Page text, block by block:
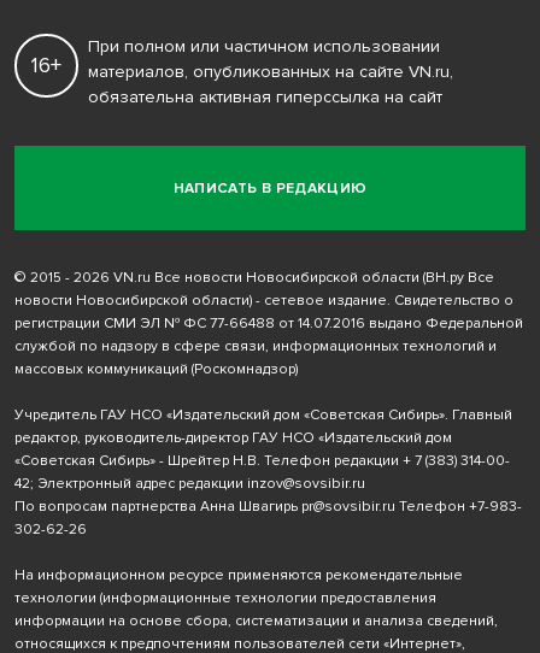
НАПИСАТЬ В РЕДАКЦИЮ
16+
При полном или частичном использовании
материалов, опубликованных на сайте VN.ru,
обязательна активная гиперссылка на сайт
© 2015 - 2026 VN.ru Все новости Новосибирской области (ВН.ру Все
новости Новосибирской области) - сетевое издание. Свидетельство о
регистрации СМИ ЭЛ № ФС 77-66488 от 14.07.2016 выдано Федеральной
службой по надзору в сфере связи, информационных технологий и
массовых коммуникаций (Роскомнадзор)
Учредитель ГАУ НСО «Издательский дом «Советская Сибирь». Главный
редактор, руководитель-директор ГАУ НСО «Издательский дом
«Советская Сибирь» - Шрейтер Н.В. Телефон редакции + 7 (383) 314-00-
42; Электронный адрес редакции inzov@sovsibir.ru
По вопросам партнерства Анна Швагирь pr@sovsibir.ru Телефон +7-983-
302-62-26
На информационном ресурсе применяются рекомендательные
технологии (информационные технологии предоставления
информации на основе сбора, систематизации и анализа сведений,
относящихся к предпочтениям пользователей сети «Интернет»,